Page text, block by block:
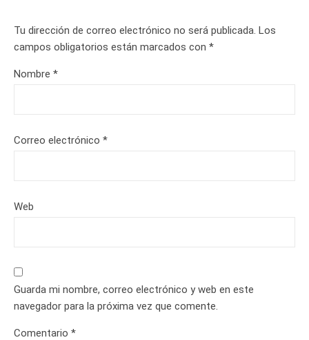
Tu dirección de correo electrónico no será publicada. Los
campos obligatorios están marcados con *
Nombre *
Correo electrónico *
Web
Guarda mi nombre, correo electrónico y web en este
navegador para la próxima vez que comente.
Comentario *